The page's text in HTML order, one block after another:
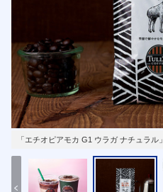
「エチオピアモカ G1 ウラガ ナチュラル」